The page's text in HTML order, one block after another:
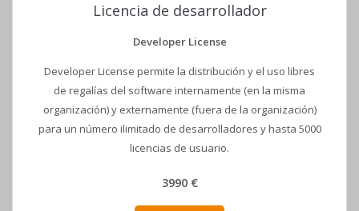
Licencia de desarrollador
Developer License
Developer License permite la distribución y el uso libres
de regalías del software internamente (en la misma
organización) y externamente (fuera de la organización)
para un número ilimitado de desarrolladores y hasta 5000
licencias de usuario.
3990 €